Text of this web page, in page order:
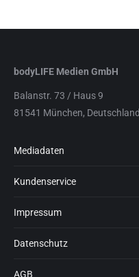
bodyLIFE Medien GmbH
Balanstr. 73 / Haus 9
81541 München, Deutschland
Mediadaten
Kundenservice
Impressum
Datenschutz
AGB